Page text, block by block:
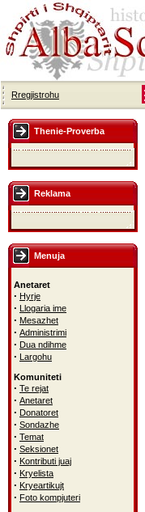
Rregjistrohu
Thenie-Proverba
Reklama
Menuja
Anetaret
· Hyrje
· Llogaria ime
· Mesazhet
· Administrimi
· Dua ndihme
· Largohu
Komuniteti
· Te rejat
· Anetaret
· Donatoret
· Sondazhe
· Temat
· Seksionet
· Kontributi juaj
· Kryelista
· Kryeartikujt
· Foto kompjuteri